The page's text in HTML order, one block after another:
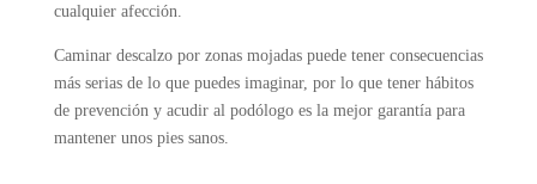
cualquier afección.
Caminar descalzo por zonas mojadas puede tener consecuencias
más serias de lo que puedes imaginar, por lo que tener hábitos
de prevención y acudir al podólogo es la mejor garantía para
mantener unos pies sanos.